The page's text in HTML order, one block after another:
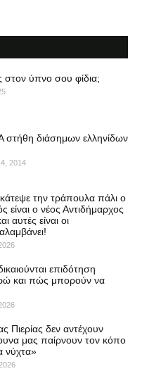
στον ύπνο σου φίδια;
στήθη διάσημων ελληνίδων
2014
την τράπουλα πάλι ο
είναι ο νέος Αντιδήμαρχος
αυτές είναι οι
επιδότηση
και πώς μπορούν να
Πιερίας δεν αντέχουν
μας παίρνουν τον κόπο
νύχτα»